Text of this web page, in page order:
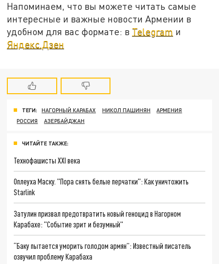
Напоминаем, что вы можете читать самые
интересные и важные новости Армении в
удобном для вас формате: в Telegram и
Яндекс.Дзен
ТЕГИ: НАГОРНЫЙ КАРАБАХ НИКОЛ ПАШИНЯН
АРМЕНИЯ
РОССИЯ
АЗЕРБАЙДЖАН
ЧИТАЙТЕ ТАКЖЕ:
Технофашисты XXI века
Оплеуха Маску. "Пора снять белые перчатки": Как уничтожить
Starlink
Затулин призвал предотвратить новый геноцид в Нагорном
Карабахе: "Событие зрит и безумный"
“Баку пытается уморить голодом армян”: Известный писатель
озвучил проблему Карабаха